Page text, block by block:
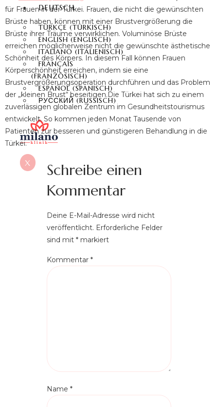
DEUTSCH
TÜRKÇE (TÜRKISCH)
ENGLISH (ENGLISCH)
ITALIANO (ITALIENISCH)
FRANÇAIS
(FRANZÖSISCH)
ESPAÑOL(SPANISCH)
РУССКИЙ (RUSSISCH)
X
für Frauen in der Türkei. Frauen, die nicht die gewünschten
Brüste haben, können mit einer Brustvergrößerung die
Brüste ihrer Träume verwirklichen. Voluminöse Brüste
erreichen möglicherweise nicht die gewünschte ästhetische
Schönheit des Körpers. In diesem Fall können Frauen
Körperschönheit erreichen, indem sie eine
Brustvergrößerungsoperation durchführen und das Problem
der „kleinen Brust“ beseitigen.Die Türkei hat sich zu einem
zuverlässigen globalen Zentrum im Gesundheitstourismus
entwickelt. So kommen jeden Monat Tausende von
Patienten zur besseren und günstigeren Behandlung in die
Türkei.
Schreibe einen
Kommentar
Deine E-Mail-Adresse wird nicht
veröffentlicht. Erforderliche Felder
sind mit *markiert
Kommentar *
Name *